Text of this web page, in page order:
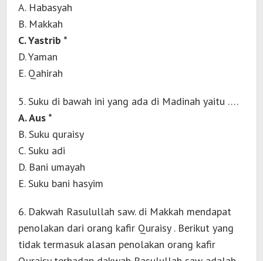
A. Habasyah
B. Makkah
C. Yastrib *
D. Yaman
E. Qahirah
5. Suku di bawah ini yang ada di Madinah yaitu ….
A. Aus *
B. Suku quraisy
C. Suku adi
D. Bani umayah
E. Suku bani hasyim
6. Dakwah Rasulullah saw. di Makkah mendapat
penolakan dari orang kafir Quraisy . Berikut yang
tidak termasuk alasan penolakan orang kafir